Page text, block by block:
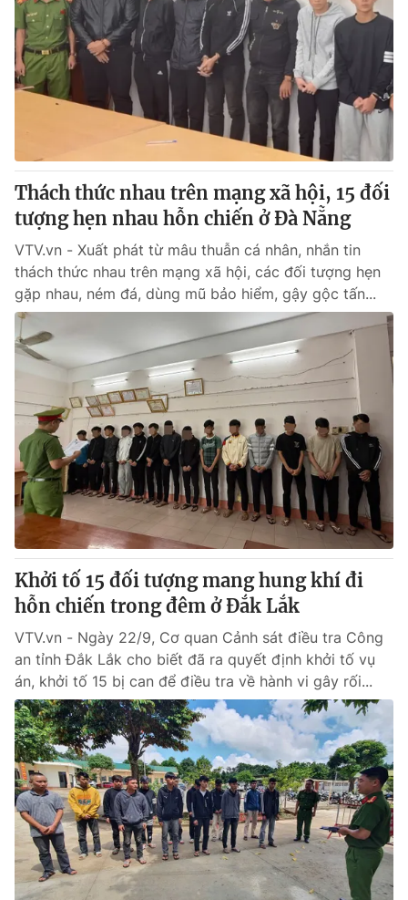
® Cấm sao chép dưới mọi hình thức nếu không có sự chấp
thuận bằng văn bản. Ghi rõ nguồn VTV.vn khi phát hành lại
thông tin từ website này.
Thách thức nhau trên mạng xã hội, 15 đối
tượng hẹn nhau hỗn chiến ở Đà Nẵng
VTV.vn - Xuất phát từ mâu thuẫn cá nhân, nhắn tin
thách thức nhau trên mạng xã hội, các đối tượng hẹn
gặp nhau, ném đá, dùng mũ bảo hiểm, gậy gộc tấn...
Khởi tố 15 đối tượng mang hung khí đi
hỗn chiến trong đêm ở Đắk Lắk
VTV.vn - Ngày 22/9, Cơ quan Cảnh sát điều tra Công
an tỉnh Đắk Lắk cho biết đã ra quyết định khởi tố vụ
án, khởi tố 15 bị can để điều tra về hành vi gây rối...